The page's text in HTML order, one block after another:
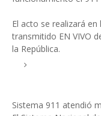
El acto se realizará
transmitido EN VIVO
la República.
Sistema 911 atendió